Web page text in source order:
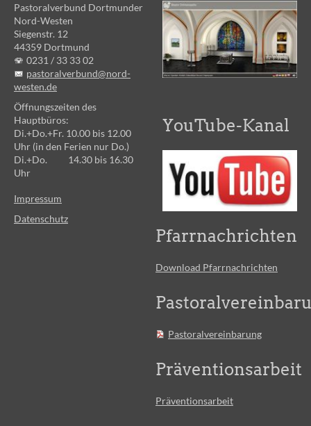
Pastoralverbund Dortmunder
Nord-Westen
Siegenstr. 12
44359 Dortmund
0231 / 33 33 02
pastoralverbund@nord-
westen.de
Öffnungszeiten des
Hauptbüros:
Di.+Do.+Fr. 10.00 bis 12.00
Uhr (in den Ferien nur Do.)
Di.+Do. 14.30 bis 16.30
Uhr
Impressum
Datenschutz
YouTube-Kanal
Pfarrnachrichten
Download Pfarrnachrichten
Pastoralvereinbarung
Präventionsarbeit
Präventionsarbeit